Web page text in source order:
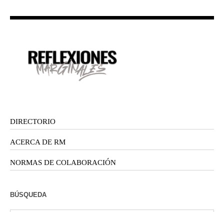
DIRECTORIO
ACERCA DE RM
NORMAS DE COLABORACIÓN
BÚSQUEDA